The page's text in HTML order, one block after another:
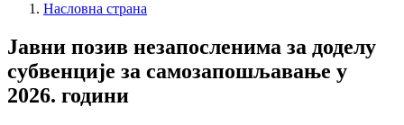
Насловна страна
Јавни позив незапосленима за доделу
субвенције за самозапошљавање у
2026. години